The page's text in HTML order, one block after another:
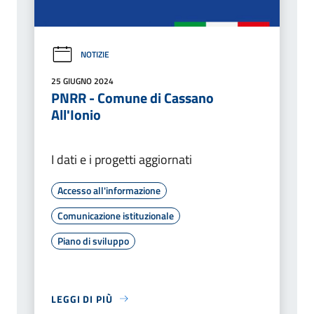
NOTIZIE
25 GIUGNO 2024
PNRR - Comune di Cassano
All'Ionio
I dati e i progetti aggiornati
Accesso all'informazione
Comunicazione istituzionale
Piano di sviluppo
LEGGI DI PIÙ